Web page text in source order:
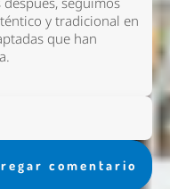
y tradicional en
que han
comentario